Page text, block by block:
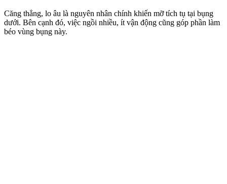
Căng thẳng, lo âu là nguyên nhân chính khiến mỡ tích tụ tại bụng
dưới. Bên cạnh đó, việc ngồi nhiều, ít vận động cũng góp phần làm
béo vùng bụng này.